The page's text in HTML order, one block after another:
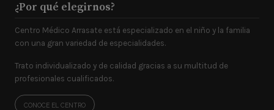
¿Por qué elegirnos?
Centro Médico Arrasate está especializado en el niño y la familia
con una gran variedad de especialidades.
Trato individualizado y de calidad gracias a su multitud de
profesionales cualificados.
CONOCE EL CENTRO